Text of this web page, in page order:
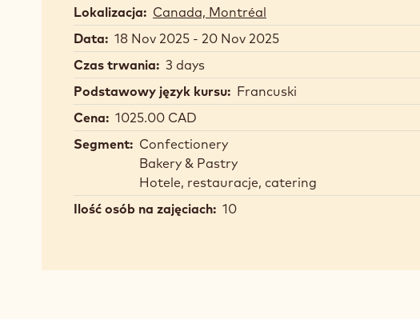
Lokalizacja: Canada, Montréal
Data: 18 Nov 2025 - 20 Nov 2025
Czas trwania: 3 days
Podstawowy język kursu: Francuski
Cena: 1025.00 CAD
Segment: Confectionery
Bakery & Pastry
Hotele, restauracje, catering
Ilość osób na zajęciach: 10